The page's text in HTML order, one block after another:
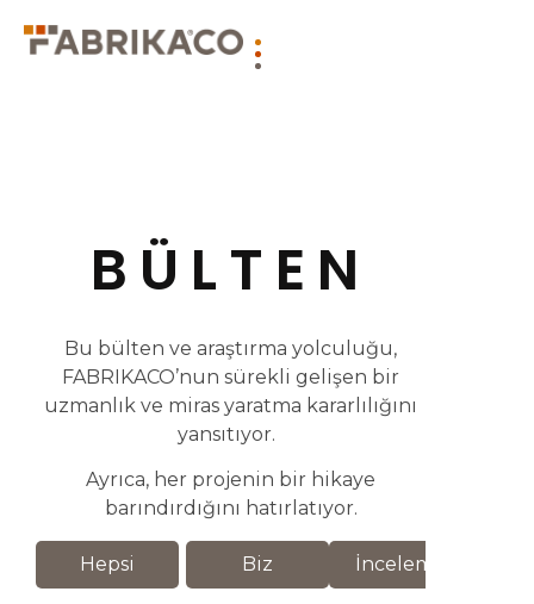
BÜLTEN
Bu bülten ve araştırma yolculuğu,
FABRIKACO’nun sürekli gelişen bir
uzmanlık ve miras yaratma kararlılığını
yansıtıyor.
Ayrıca, her projenin bir hikaye
barındırdığını hatırlatıyor.
Hepsi Biz İnceleme